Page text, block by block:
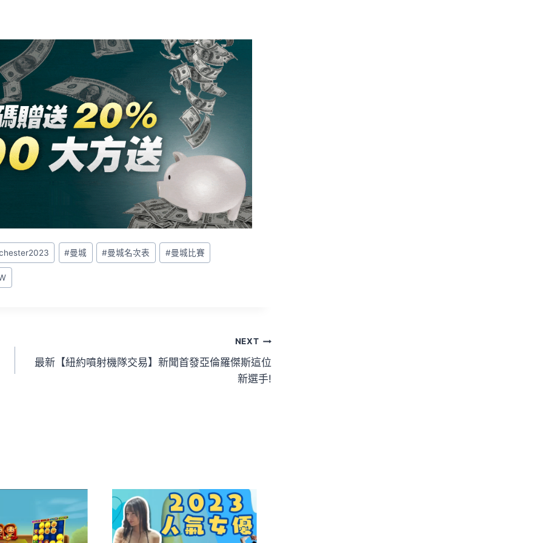
#曼城 #曼城名次表 #曼城比賽
NEXT
最新【紐約噴射機隊交易】新聞首發亞倫羅傑斯這位
新選手!